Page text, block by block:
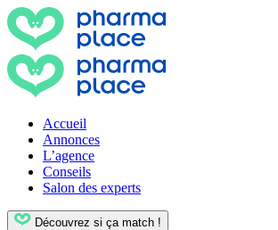
Accueil
Annonces
L’agence
Conseils
Salon des experts
Découvrez si ça match !